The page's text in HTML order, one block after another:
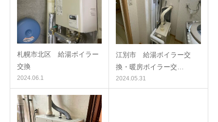
札幌市北区 給湯ボイラー
交換
2024.06.1
江別市 給湯ボイラー交
換・暖房ボイラー交…
2024.05.31